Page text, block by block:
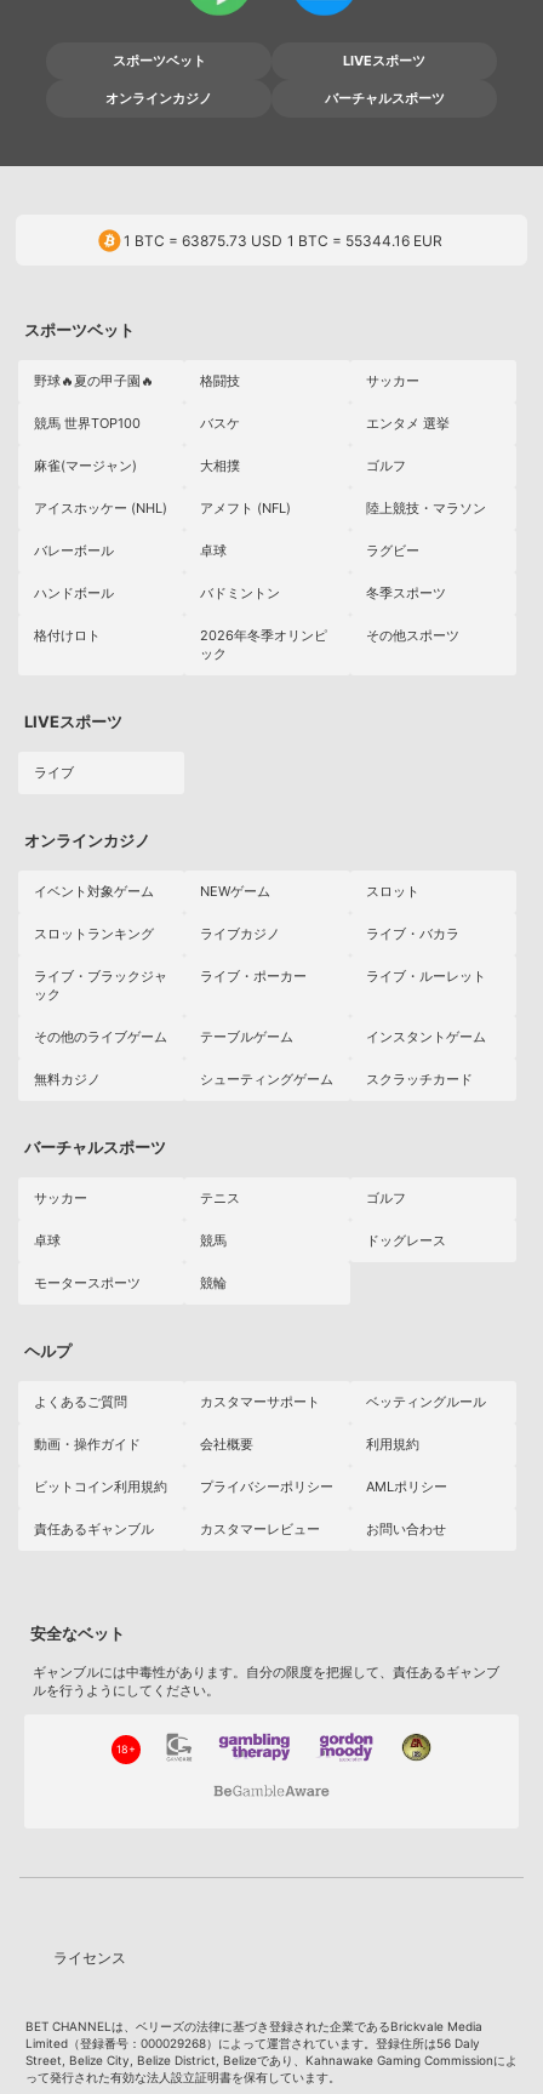
スポーツベット LIVEスポーツ
オンラインカジノ バーチャルスポーツ
1 BTC =63875.73 USD 1 BTC = 55344.16 EUR
スポーツベット
野球🔥夏の甲子園🔥 格闘技 サッカー
競馬 世界TOP100 バスケ エンタメ 選挙
麻雀(マージャン) 大相撲 ゴルフ
アイスホッケー (NHL) アメフト (NFL) 陸上競技・マラソン
バレーボール 卓球 ラグビー
ハンドボール バドミントン 冬季スポーツ
格付けロト
2026年冬季オリンピ
ック
その他スポーツ
LIVEスポーツ
ライブ
オンラインカジノ
イベント対象ゲーム NEWゲーム スロット
スロットランキング ライブカジノ ライブ・バカラ
ライブ・ブラックジャ
ック
ライブ・ポーカー ライブ・ルーレット
その他のライブゲーム テーブルゲーム インスタントゲーム
無料カジノ シューティングゲーム スクラッチカード
バーチャルスポーツ
サッカー テニス ゴルフ
卓球 競馬 ドッグレース
モータースポーツ 競輪
ヘルプ
よくあるご質問 カスタマーサポート ベッティングルール
動画・操作ガイド 会社概要 利用規約
ビットコイン利用規約 プライバシーポリシー AMLポリシー
責任あるギャンブル カスタマーレビュー お問い合わせ
安全なベット
ギャンブルには中毒性があります。自分の限度を把握して、責任あるギャンブ
ルを行うようにしてください。
18+
ライセンス
BET CHANNELは、ベリーズの法律に基づき登録された企業であるBrickvale Media
Limited（登録番号：000029268）によって運営されています。登録住所は56 Daly
Street, Belize City, Belize District, Belizeであり、Kahnawake Gaming Commissionによ
って発行された有効な法人設立証明書を保有しています。